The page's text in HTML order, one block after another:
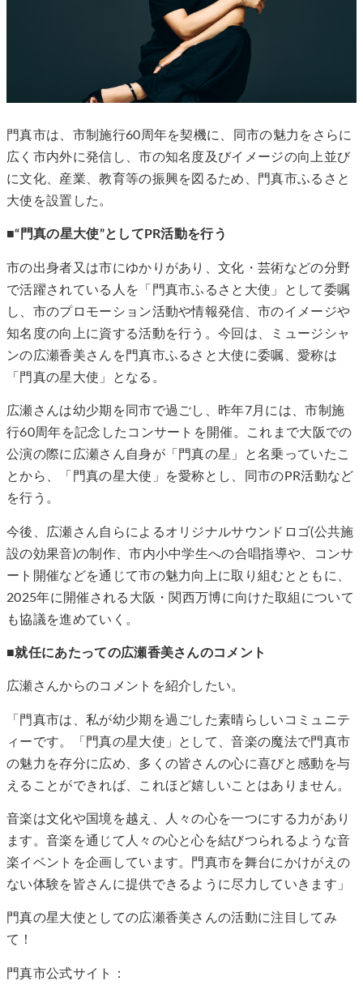
門真市は、市制施行60周年を契機に、同市の魅力をさらに
広く市内外に発信し、市の知名度及びイメージの向上並び
に文化、産業、教育等の振興を図るため、門真市ふるさと
大使を設置した。
■“門真の星大使”としてPR活動を行う
市の出身者又は市にゆかりがあり、文化・芸術などの分野
で活躍されている人を「門真市ふるさと大使」として委嘱
し、市のプロモーション活動や情報発信、市のイメージや
知名度の向上に資する活動を行う。今回は、ミュージシャ
ンの広瀬香美さんを門真市ふるさと大使に委嘱、愛称は
「門真の星大使」となる。
広瀬さんは幼少期を同市で過ごし、昨年7月には、市制施
行60周年を記念したコンサートを開催。これまで大阪での
公演の際に広瀬さん自身が「門真の星」と名乗っていたこ
とから、「門真の星大使」を愛称とし、同市のPR活動など
を行う。
今後、広瀬さん自らによるオリジナルサウンドロゴ(公共施
設の効果音)の制作、市内小中学生への合唱指導や、コンサ
ート開催などを通じて市の魅力向上に取り組むとともに、
2025年に開催される大阪・関西万博に向けた取組について
も協議を進めていく。
■就任にあたっての広瀬香美さんのコメント
広瀬さんからのコメントを紹介したい。
「門真市は、私が幼少期を過ごした素晴らしいコミュニテ
ィーです。「門真の星大使」として、音楽の魔法で門真市
の魅力を存分に広め、多くの皆さんの心に喜びと感動を与
えることができれば、これほど嬉しいことはありません。
音楽は文化や国境を越え、人々の心を一つにする力があり
ます。音楽を通じて人々の心と心を結びつられるような音
楽イベントを企画しています。門真市を舞台にかけがえの
ない体験を皆さんに提供できるように尽力していきます」
門真の星大使としての広瀬香美さんの活動に注目してみ
て！
門真市公式サイト：